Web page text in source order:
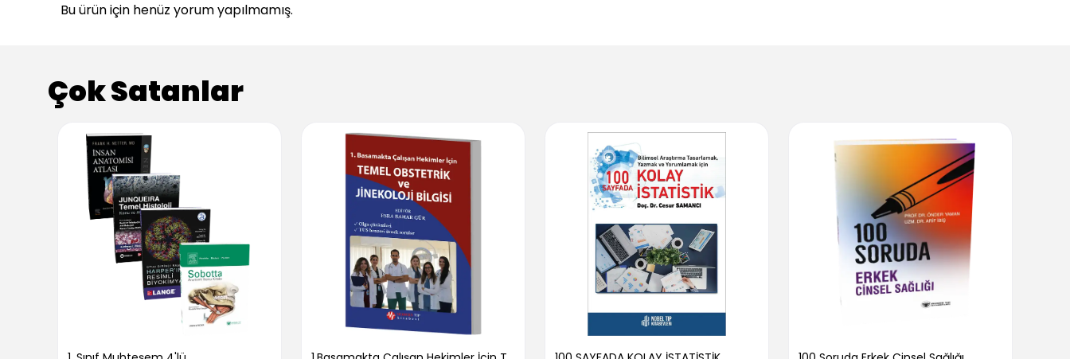
Bu ürün için henüz yorum yapılmamış.
Çok Satanlar